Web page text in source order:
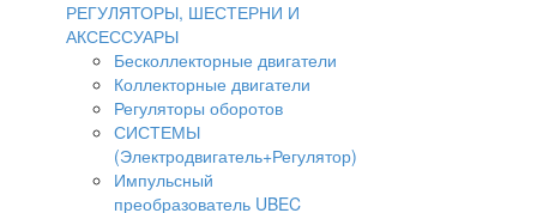
РЕГУЛЯТОРЫ, ШЕСТЕРНИ И
АКСЕССУАРЫ
Бесколлекторные двигатели
Коллекторные двигатели
Регуляторы оборотов
СИСТЕМЫ
(Электродвигатель+Регулятор)
Импульсный
преобразователь UBEC